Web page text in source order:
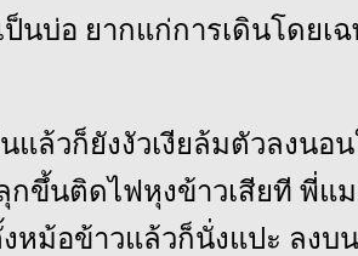
นบ่อ ยากแก่การเดินโดยเ
ล้วก็ยังงัวเงียล้มตัวลงนอน
กขึ้นติดไฟหุงข้าวเสียที พี่แ
หม้อข้าวแล้วก็นั่งแปะ ลงบ